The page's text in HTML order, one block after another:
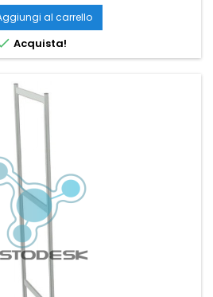
al carrello
Acquista!